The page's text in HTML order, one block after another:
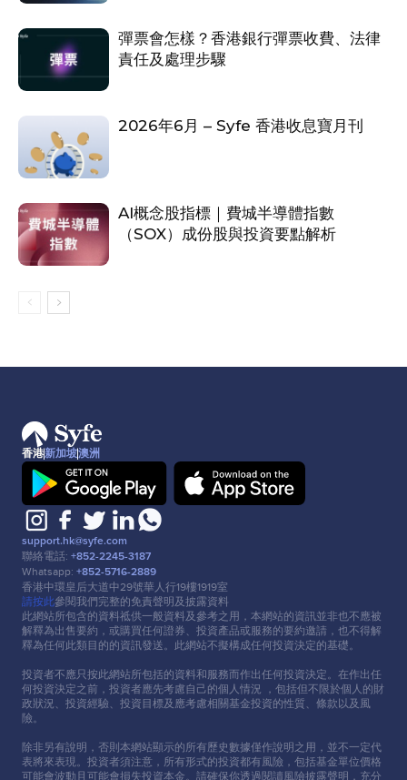
彈票會怎樣？香港銀行彈票收費、法律
責任及處理步驟
2026年6月 – Syfe 香港收息寶月刊
AI概念股指標｜費城半導體指數
（SOX）成份股與投資要點解析
香港新加坡澳洲
support.hk@syfe.com
聯絡電話: +852-2245-3187
Whatsapp: +852-5716-2889
香港中環皇后⼤道中29號華⼈⾏19樓1919室
請按此參閱我們完整的免責聲明及披露資料
此網站所包含的資料祗供⼀般資料及參考之⽤，本網站的資訊並非也不應被
解釋為出售要約，或購買任何證券、投資產品或服務的要約邀請，也不得解
釋為任何此類⽬的的資訊發送。此網站不擬構成任何投資決定的基礎。
投資者不應只按此網站所包括的資料和服務⽽作出任何投資決定。在作出任
何投資決定之前，投資者應先考慮⾃⼰的個⼈情況 ，包括但不限於個⼈的財
政狀況、投資經驗、投資⽬標及應考慮相關基⾦投資的性質、條款以及風
險。
除非另有說明，否則本網站顯示的所有歷史數據僅作說明之⽤，並不⼀定代
表將來表現。投資者須注意，所有形式的投資都有風險，包括基⾦單位價格
可能會波動且可能會損失投資本⾦。請確保你透過閱讀風險披露聲明，充分